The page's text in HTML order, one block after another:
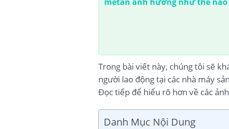
Trong bài viết này, chúng tôi sẽ
người lao động tại các nhà máy
Đọc tiếp để hiểu rõ hơn về các
Danh Mục Nội Dung